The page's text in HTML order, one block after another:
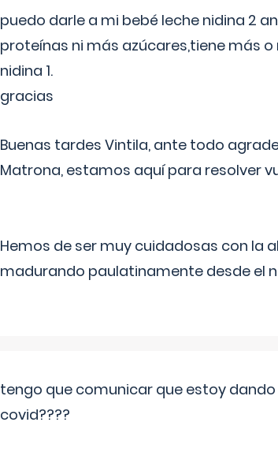
puedo darle a mi bebé leche nidina 2
proteínas ni más azúcares,tiene más
nidina 1.
gracias
Buenas tardes Vintila, ante todo
Matrona, estamos aquí para resolver
Hemos de ser muy cuidadosas con la
madurando paulatinamente desde el
tengo que comunicar que estoy
covid????